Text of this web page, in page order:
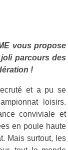
vous propose
parcours des
!
et a pu se
loisirs.
conviviale et
en poule haute
Mais surtout, les